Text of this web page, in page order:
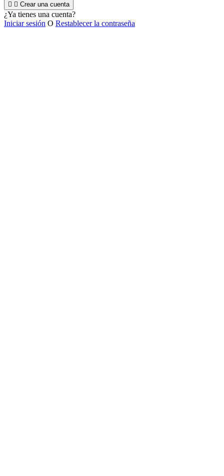
  Crear una cuenta
¿Ya tienes una cuenta?
Iniciar sesión O Restablecer la contraseña